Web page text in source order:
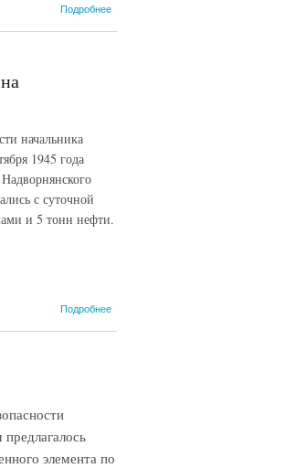
Подробнее
чоты «Серые
начальника
1945 года
с суточной
и 5 тонн нефти.
Подробнее
элемента по